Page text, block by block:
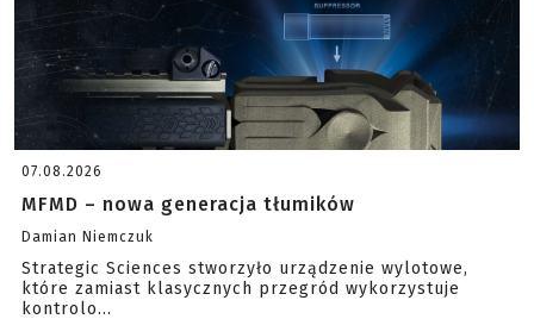
07.08.2026
MFMD – nowa generacja tłumików
Damian Niemczuk
Strategic Sciences stworzyło urządzenie wylotowe,
które zamiast klasycznych przegród wykorzystuje
kontrolo...